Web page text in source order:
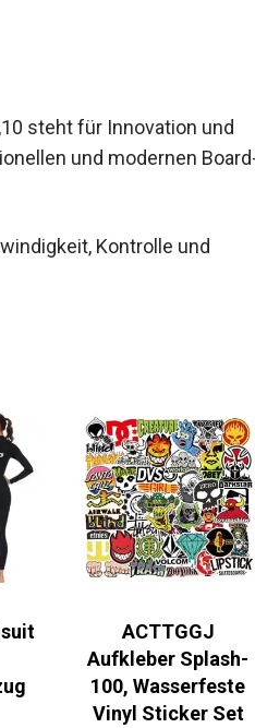
steht für Innovation und
und modernen
Kontrolle und
ACTTGGJ
Aufkleber Splash-
100, Wasserfeste
Vinyl Sticker Set